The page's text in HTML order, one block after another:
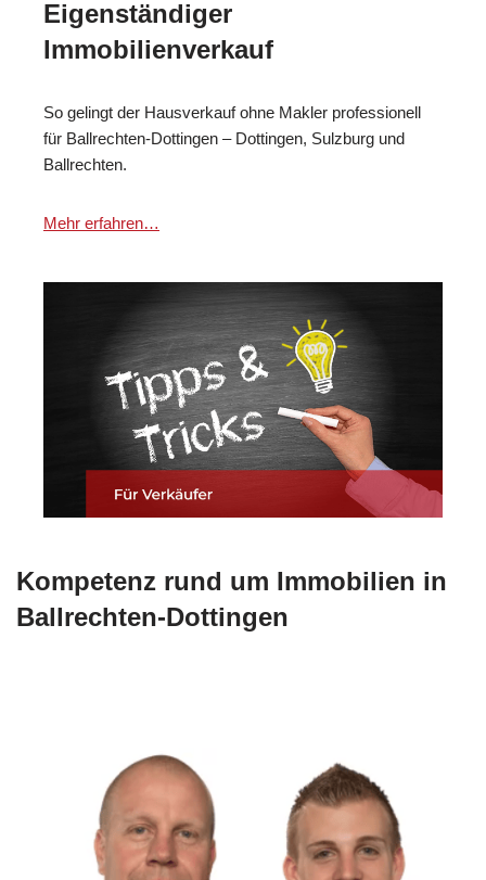
Eigenständiger
Immobilienverkauf
So gelingt der Hausverkauf ohne Makler professionell
für Ballrechten-Dottingen – Dottingen, Sulzburg und
Ballrechten.
Mehr erfahren…
Kompetenz rund um Immobilien in
Ballrechten-Dottingen